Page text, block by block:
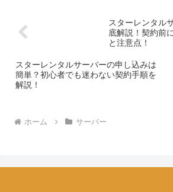
スターレンタル
底解説！契約前
と注意点！
スターレンタルサーバーの申し込みは
簡単？初心者でも迷わない契約手順を
解説！
ホーム サーバー